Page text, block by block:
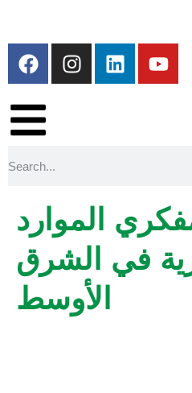
الموارد
في الشرق
الأوسط